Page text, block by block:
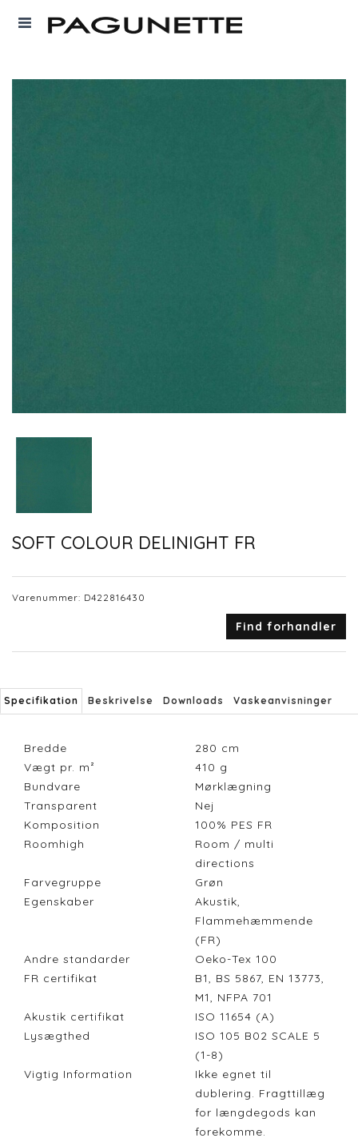
SOFT COLOUR DELINIGHT FR
Varenummer: D422816430
Find forhandler
Specifikation Beskrivelse Downloads Vaskeanvisninger
Bredde 280 cm
Vægt pr. m²
410 g
Bundvare
Mørklægning
Transparent
Nej
Komposition
100% PES FR
Roomhigh
Room / multi
directions
Farvegruppe
Grøn
Egenskaber
Akustik,
Flammehæmmende
(FR)
Andre standarder
Oeko-Tex 100
FR certifikat
B1, BS 5867, EN 13773,
M1, NFPA 701
Akustik certifikat
ISO 11654 (A)
Lysægthed
ISO 105 B02 SCALE 5
(1-8)
Vigtig Information
Ikke egnet til
dublering. Fragttillæg
for længdegods kan
forekomme.